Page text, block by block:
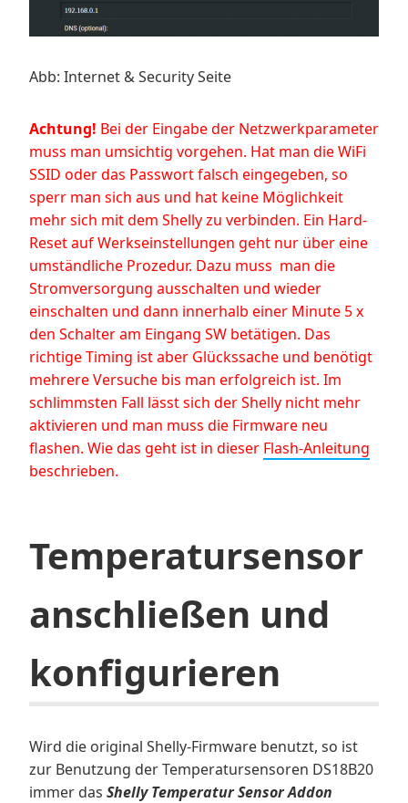
Abb: Internet & Security Seite
Achtung! Bei der Eingabe der Netzwerkparameter
muss man umsichtig vorgehen. Hat man die WiFi
SSID oder das Passwort falsch eingegeben, so
sperr man sich aus und hat keine Möglichkeit
mehr sich mit dem Shelly zu verbinden. Ein Hard-
Reset auf Werkseinstellungen geht nur über eine
umständliche Prozedur. Dazu muss man die
Stromversorgung ausschalten und wieder
einschalten und dann innerhalb einer Minute 5 x
den Schalter am Eingang SW betätigen. Das
richtige Timing ist aber Glückssache und benötigt
mehrere Versuche bis man erfolgreich ist. Im
schlimmsten Fall lässt sich der Shelly nicht mehr
aktivieren und man muss die Firmware neu
flashen. Wie das geht ist in dieser Flash-Anleitung
beschrieben.
Temperatursensor
anschließen und
konfigurieren
Wird die original Shelly-Firmware benutzt, so ist
zur Benutzung der Temperatursensoren DS18B20
immer das Shelly Temperatur Sensor Addon